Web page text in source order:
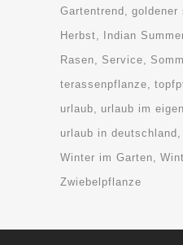
Gartentrend
goldener
Herbst
Indian
Rasen
Service
terassenpflanze
urlaub
urlaub im
urlaub in deutschland
Winter im Garten
Zwiebelpflanze